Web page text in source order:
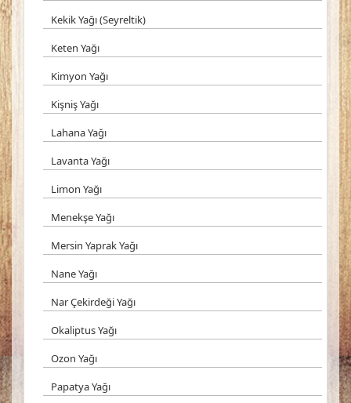
Kekik Yağı (Seyreltik)
Keten Yağı
Kimyon Yağı
Kişniş Yağı
Lahana Yağı
Lavanta Yağı
Limon Yağı
Menekşe Yağı
Mersin Yaprak Yağı
Nane Yağı
Nar Çekirdeği Yağı
Okaliptus Yağı
Ozon Yağı
Papatya Yağı